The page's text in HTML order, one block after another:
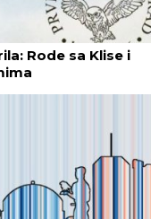
Rode sa Klise i